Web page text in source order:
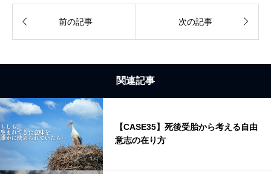
 前の記事 次の記事 
関連記事
【CASE35】死後受胎から考える自由
意志の在り方